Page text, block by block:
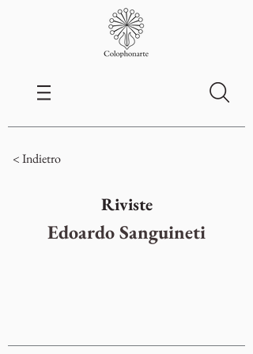
< Indietro
Riviste
Edoardo Sanguineti